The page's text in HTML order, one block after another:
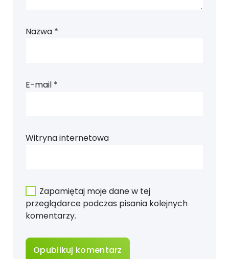
Nazwa *
E-mail *
Witryna internetowa
Zapamiętaj moje dane w tej
przeglądarce podczas pisania kolejnych
komentarzy.